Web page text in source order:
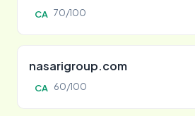
CA 70/100
nasarigroup.com
CA 60/100